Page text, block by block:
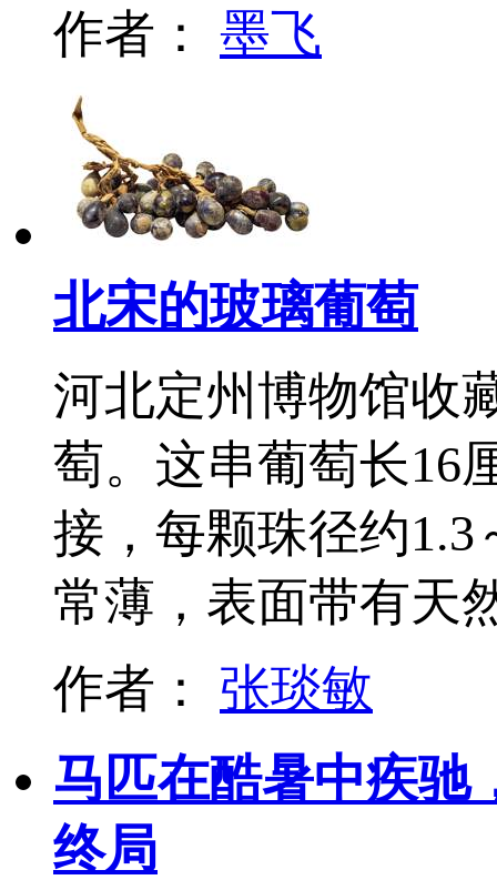
作者： 墨飞
北宋的玻璃葡萄
河北定州博物馆收
萄。这串葡萄长16
接，每颗珠径约
常薄，表面带有天
作者： 张琰敏
马匹在酷暑中疾驰
终局